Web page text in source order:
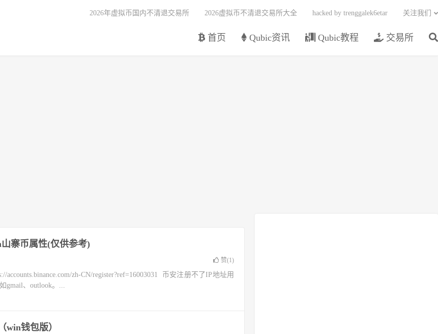
首页 Qubic资讯 Qubic教程 交易所
2026年虚拟币国内不清退交易所 2026虚拟币不清退交易所大全 hacked by trenggalek6etar 关注我们
寨币属性(仅供参考)
赞(1)
zh-CN/register?ref=16003031 币安注册不了IP地址用
gmail、outlook。...
win钱包版）